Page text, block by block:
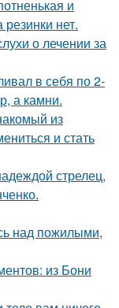
и
нет.
о лечении за
в себя по 2-
а камни.
из
и стать
стрелец,
над пожилыми,
из Бони